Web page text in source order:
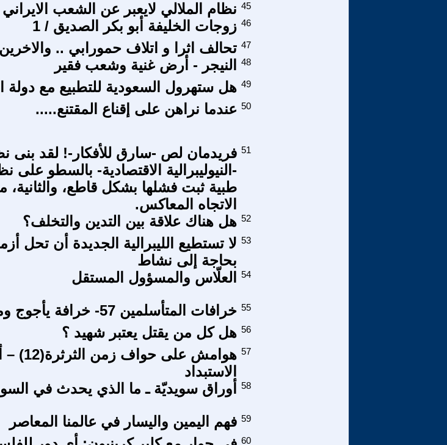
نظام الملالي لايعبر عن الشعب الايراني 45
زوجات الخليفة أبو بكر الصديق / 1 46
تحالف اثرا و اتلاف حمورابي .. 47
النيجر - أرض غنية وشعب فقير 48
هل ستهرول السعودية للتطبيع مع دولة 49
عندما نراهن على إقناع المقتنع..... 50
فريدمان لص -سارق للأفكار-! لقد بنى
-النيوليبرالية الاقتصادية- بالسطو على
طبية ثبت فشلها بشكل قاطع،
الاتجاه المعاكس.
51
هل هناك علاقة بين التدين والتخلف؟ 52
لا تستطيع الليبرالية الجديدة أن تحل
بحاجة إلى نشاط
53
العلّاس والمسؤول المستقل 54
خرافات المتأسلمين 57- خرافة يأجوج ومأجوج 55
هل كل من يقتل يعتبر شهيد ؟ 56
هوامش
الاستبداد
57
أوراق سويديّة ـ ما الذي يحدث في 58
فهم اليمين واليسار في عالمنا المعاصر 59
60